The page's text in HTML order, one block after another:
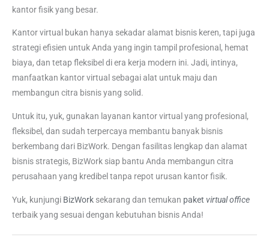
kantor fisik yang besar.
Kantor virtual bukan hanya sekadar alamat bisnis keren, tapi juga
strategi efisien untuk Anda yang ingin tampil profesional, hemat
biaya, dan tetap fleksibel di era kerja modern ini. Jadi, intinya,
manfaatkan kantor virtual sebagai alat untuk maju dan
membangun citra bisnis yang solid.
Untuk itu, yuk, gunakan layanan kantor virtual yang profesional,
fleksibel, dan sudah terpercaya membantu banyak bisnis
berkembang dari BizWork. Dengan fasilitas lengkap dan alamat
bisnis strategis, BizWork siap bantu Anda membangun citra
perusahaan yang kredibel tanpa repot urusan kantor fisik.
Yuk, kunjungi BizWork sekarang dan temukan paket virtual office
terbaik yang sesuai dengan kebutuhan bisnis Anda!